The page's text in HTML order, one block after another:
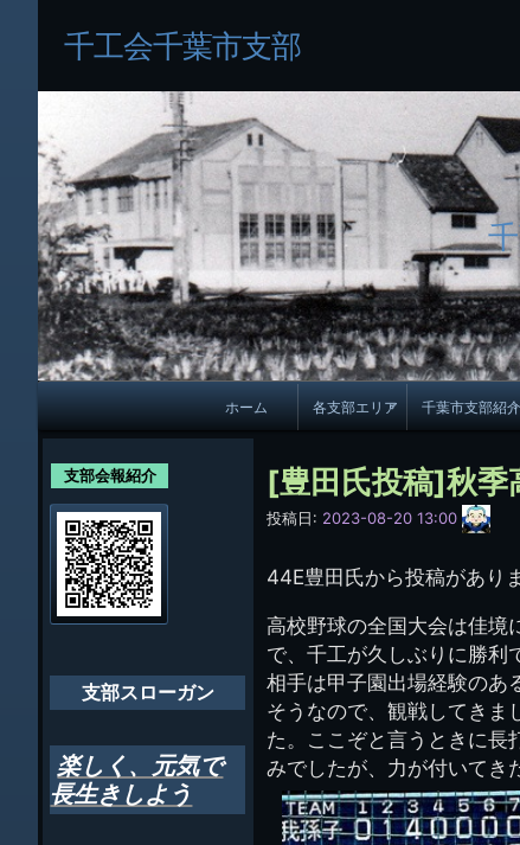
千工会千葉市支部
メ
イ
ン
ナ
ビ
ゲ
ー
ョ
ン
ホーム 各支部エリア 千葉市支部紹介
会員・役員
年間行事
会員メッセ
[豊田氏投稿]秋季
投稿日: 2023-08-20 13:00
サ
イ
管
理
44E豊田氏から投稿があり
高校野球の全国大会は佳境
で、千工が久しぶりに勝利
相手は甲子園出場経験のあ
そうなので、観戦してきま
た。ここぞと言うときに長
みでしたが、力が付いてき
支部会報紹介
支部スローガン
楽しく、元気で
長生きしよう